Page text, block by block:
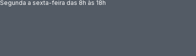
Segunda a sexta-feira das 8h às 18h